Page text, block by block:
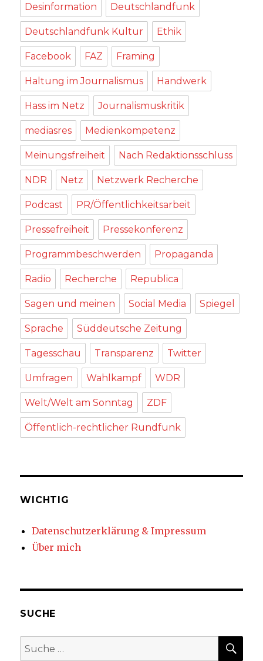
Desinformation Deutschlandfunk
Deutschlandfunk Kultur Ethik
Facebook FAZ Framing
Haltung im Journalismus Handwerk
Hass im Netz Journalismuskritik
mediasres Medienkompetenz
Meinungsfreiheit Nach Redaktionsschluss
NDR Netz Netzwerk Recherche
Podcast PR/Öffentlichkeitsarbeit
Pressefreiheit Pressekonferenz
Programmbeschwerden Propaganda
Radio Recherche Republica
Sagen und meinen Social Media Spiegel
Sprache Süddeutsche Zeitung
Tagesschau Transparenz Twitter
Umfragen Wahlkampf WDR
Welt/Welt am Sonntag ZDF
Öffentlich-rechtlicher Rundfunk
WICHTIG
Datenschutzerklärung & Impressum
Über mich
SUCHE
Suche